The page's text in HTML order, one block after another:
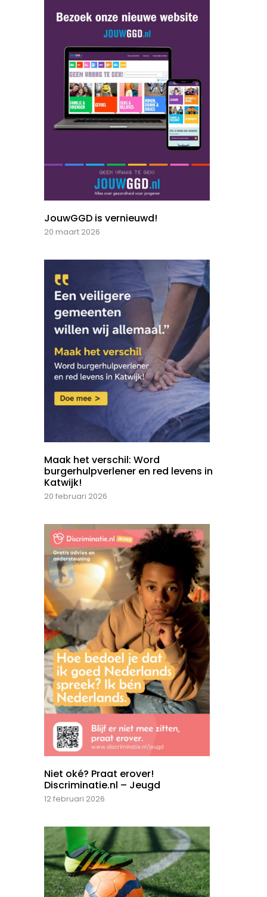
JouwGGD is vernieuwd!
20 maart 2026
Maak het verschil: Word
burgerhulpverlener en red levens in
Katwijk!
20 februari 2026
Niet oké? Praat erover!
Discriminatie.nl – Jeugd
12 februari 2026